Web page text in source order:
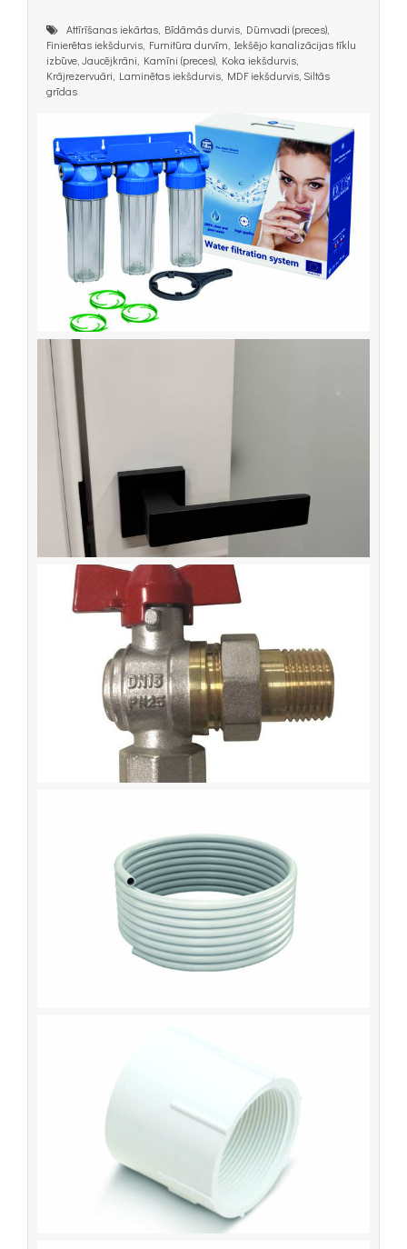
Attīrīšanas iekārtas, Bīdāmās durvis, Dūmvadi (preces),
Finierētas iekšdurvis, Furnitūra durvīm, Iekšējo kanalizācijas tīklu
izbūve, Jaucējkrāni, Kamīni (preces), Koka iekšdurvis,
Krājrezervuāri, Laminētas iekšdurvis, MDF iekšdurvis, Siltās
grīdas